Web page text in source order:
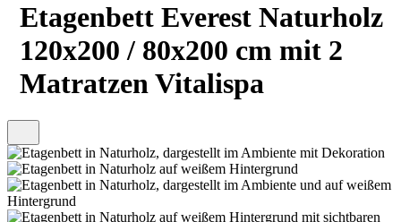
Etagenbett Everest Naturholz
120x200 / 80x200 cm mit 2
Matratzen Vitalispa